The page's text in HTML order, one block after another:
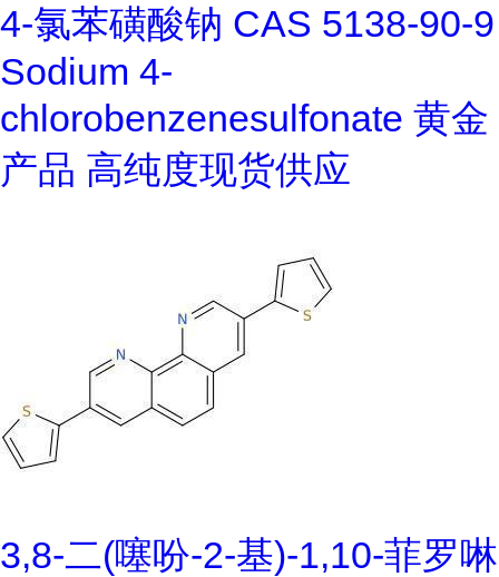
4-氯苯磺酸钠 CAS 5138-90-9
Sodium 4-
chlorobenzenesulfonate 黄金
产品 高纯度现货供应
3,8-二(噻吩-2-基)-1,10-菲罗啉